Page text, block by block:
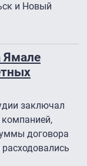
и Новый
Ямале
заключал
договора